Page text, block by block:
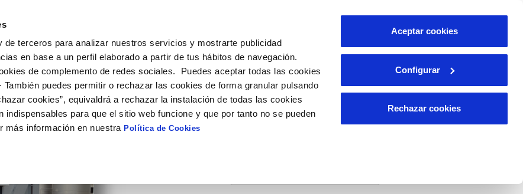
de terceros para analizar nuestros servicios y mostrarte publicidad
en base a un perfil elaborado a partir de tus hábitos de navegación.
de complemento de redes sociales. Puedes aceptar todas las cookies
También puedes permitir o rechazar las cookies de forma granular pulsando
cookies”, equivaldrá a rechazar la instalación de todas las cookies
indispensables para que el sitio web funcione y que por tanto no se pueden
más información en nuestraPolítica de Cookies
Aceptar cookies
Configurar
Rechazar cookies
HOME PARTICIPANTES ESAGUA FERALCO IBERIA